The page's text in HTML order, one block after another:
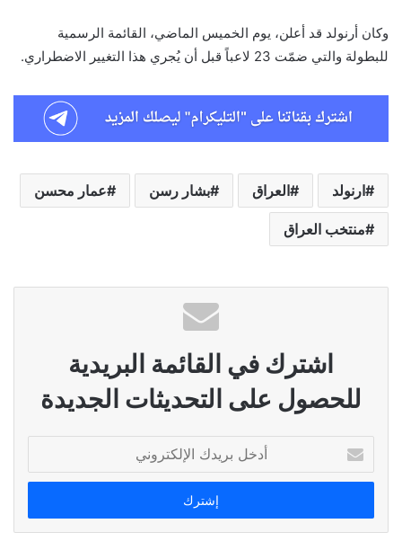
وكان أرنولد قد أعلن، يوم الخميس الماضي، القائمة الرسمية
للبطولة والتي ضمّت 23 لاعباً قبل أن يُجري هذا التغيير الاضطراري.
‏ارنولد العراق ‏بشار رسن ‏عمار محسن
منتخب العراق
اشترك في القائمة البريدية
للحصول على التحديثات الجديدة
بريدك
الإلكتروني